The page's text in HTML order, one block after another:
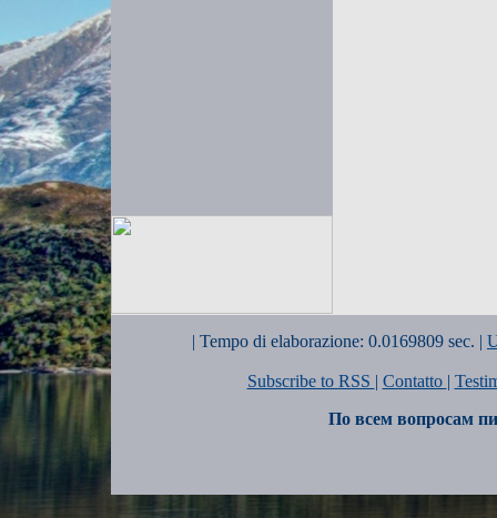
| Tempo di elaborazione: 0.0169809 sec. |
Subscribe to RSS | Contatto |
По всем вопросам